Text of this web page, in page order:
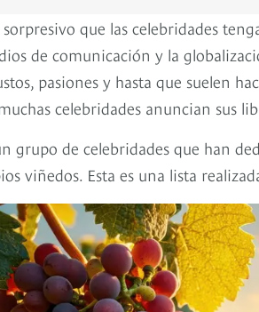
que las celebridades
de comunicación y la
pasiones y hasta que suelen
celebridades anuncian sus
grupo de celebridades que han
viñedos. Esta es una lista